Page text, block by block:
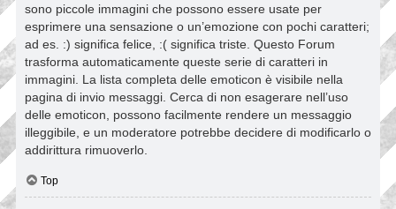
sono piccole immagini che possono essere usate per
esprimere una sensazione o un’emozione con pochi caratteri;
ad es. :) significa felice, :( significa triste. Questo Forum
trasforma automaticamente queste serie di caratteri in
immagini. La lista completa delle emoticon è visibile nella
pagina di invio messaggi. Cerca di non esagerare nell’uso
delle emoticon, possono facilmente rendere un messaggio
illeggibile, e un moderatore potrebbe decidere di modificarlo o
addirittura rimuoverlo.
Top